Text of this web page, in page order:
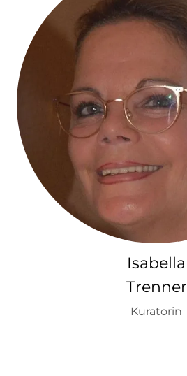
Isabella
Trenner
Kuratorin